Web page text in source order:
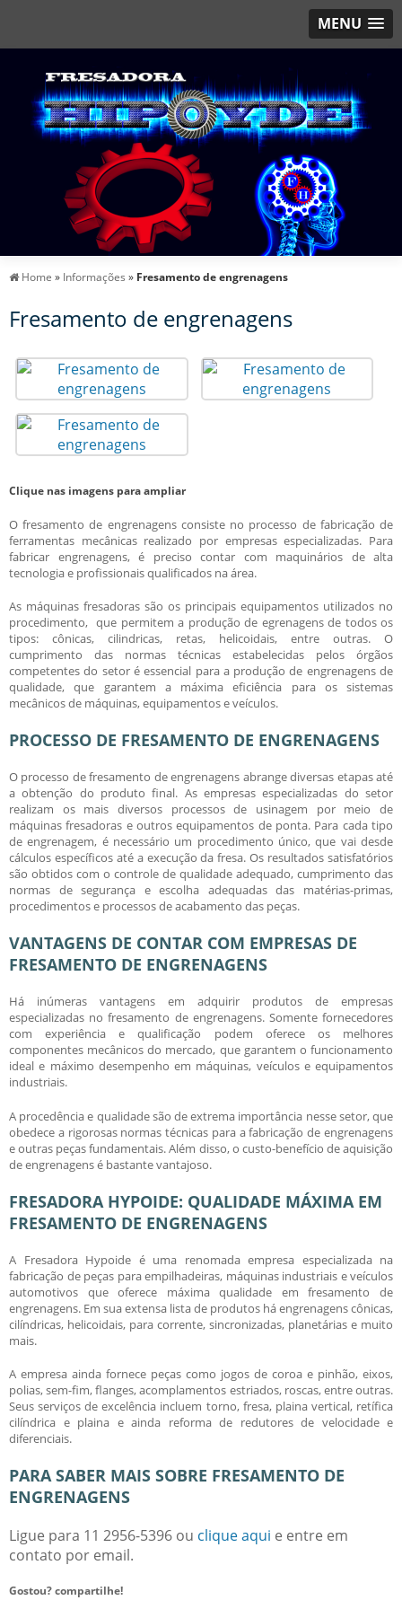
MENU
Home » Informações » Fresamento de engrenagens
Fresamento de engrenagens
Clique nas imagens para ampliar
Ofresamento de engrenagensconsiste no processo de fabricação de
ferramentas mecânicas realizado por empresas especializadas. Para
fabricar engrenagens, é preciso contar com maquinários de alta
tecnologia e profissionais qualificados na área.
As máquinas fresadoras são os principais equipamentos utilizados no
procedimento, que permitem a produção de egrenagens de todos os
tipos: cônicas, cilindricas, retas, helicoidais, entre outras. O
cumprimento das normas técnicas estabelecidas pelos órgãos
competentes do setor é essencial para a produção de engrenagens de
qualidade, que garantem a máxima eficiência para os sistemas
mecânicos de máquinas, equipamentos e veículos.
PROCESSO DE FRESAMENTO DE ENGRENAGENS
O processo defresamento de engrenagens abrange diversas etapas até
a obtenção do produto final. As empresas especializadas do setor
realizam os mais diversos processos de usinagem por meio de
máquinas fresadoras e outros equipamentos de ponta. Para cada tipo
de engrenagem, é necessário um procedimento único, que vai desde
cálculos específicos até a execução da fresa. Os resultados satisfatórios
são obtidos com o controle de qualidade adequado, cumprimento das
normas de segurança e escolha adequadas das matérias-primas,
procedimentos e processos de acabamento das peças.
VANTAGENS DE CONTAR COM EMPRESAS DE
FRESAMENTO DE ENGRENAGENS
Há inúmeras vantagens em adquirir produtos de empresas
especializadas nofresamento de engrenagens. Somente fornecedores
com experiência e qualificação podem oferece os melhores
componentes mecânicos do mercado, que garantem o funcionamento
ideal e máximo desempenho em máquinas, veículos e equipamentos
industriais.
A procedência e qualidade são de extrema importância nesse setor, que
obedece a rigorosas normas técnicas para a fabricação de engrenagens
e outras peças fundamentais. Além disso, o custo-benefício de aquisição
de engrenagens é bastante vantajoso.
FRESADORA HYPOIDE: QUALIDADE MÁXIMA EM
FRESAMENTO DE ENGRENAGENS
A Fresadora Hypoide é uma renomada empresa especializada na
fabricação de peças para empilhadeiras, máquinas industriais e veículos
automotivos que oferece máxima qualidade emfresamento de
engrenagens. Em sua extensa lista de produtos há engrenagens cônicas,
cilíndricas, helicoidais, para corrente, sincronizadas, planetárias e muito
mais.
A empresa ainda fornece peças como jogos de coroa e pinhão, eixos,
polias, sem-fim, flanges, acomplamentos estriados, roscas, entre outras.
Seus serviços de excelência incluem torno, fresa, plaina vertical, retífica
cilíndrica e plaina e ainda reforma de redutores de velocidade e
diferenciais.
PARA SABER MAIS SOBRE FRESAMENTO DE
ENGRENAGENS
Ligue para 11 2956-5396 ou clique aqui e entre em
contato por email.
Gostou? compartilhe!